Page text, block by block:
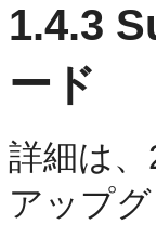
1.4.3
ード
詳細は
アップ